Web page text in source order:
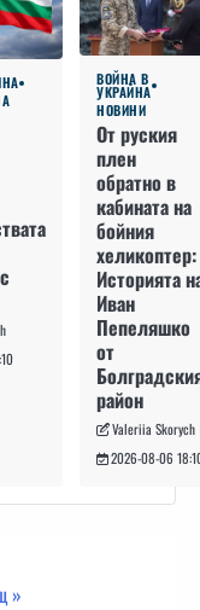
ВОЙНА В
УКРАЙНА
НОВИНИ
От руския
плен
обратно в
кабината на
бойния
хеликоптер:
Историята
Иван
Пепеляшко
от
район
Valeriia Skorych
2026-08-06
»